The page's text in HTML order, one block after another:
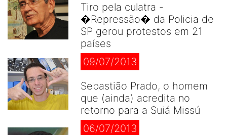
Tiro pela culatra -
�Repressão� da Policia de
SP gerou protestos em 21
países
09/07/2013
Sebastião Prado, o homem
que (ainda) acredita no
retorno para a Suiá Missú
06/07/2013